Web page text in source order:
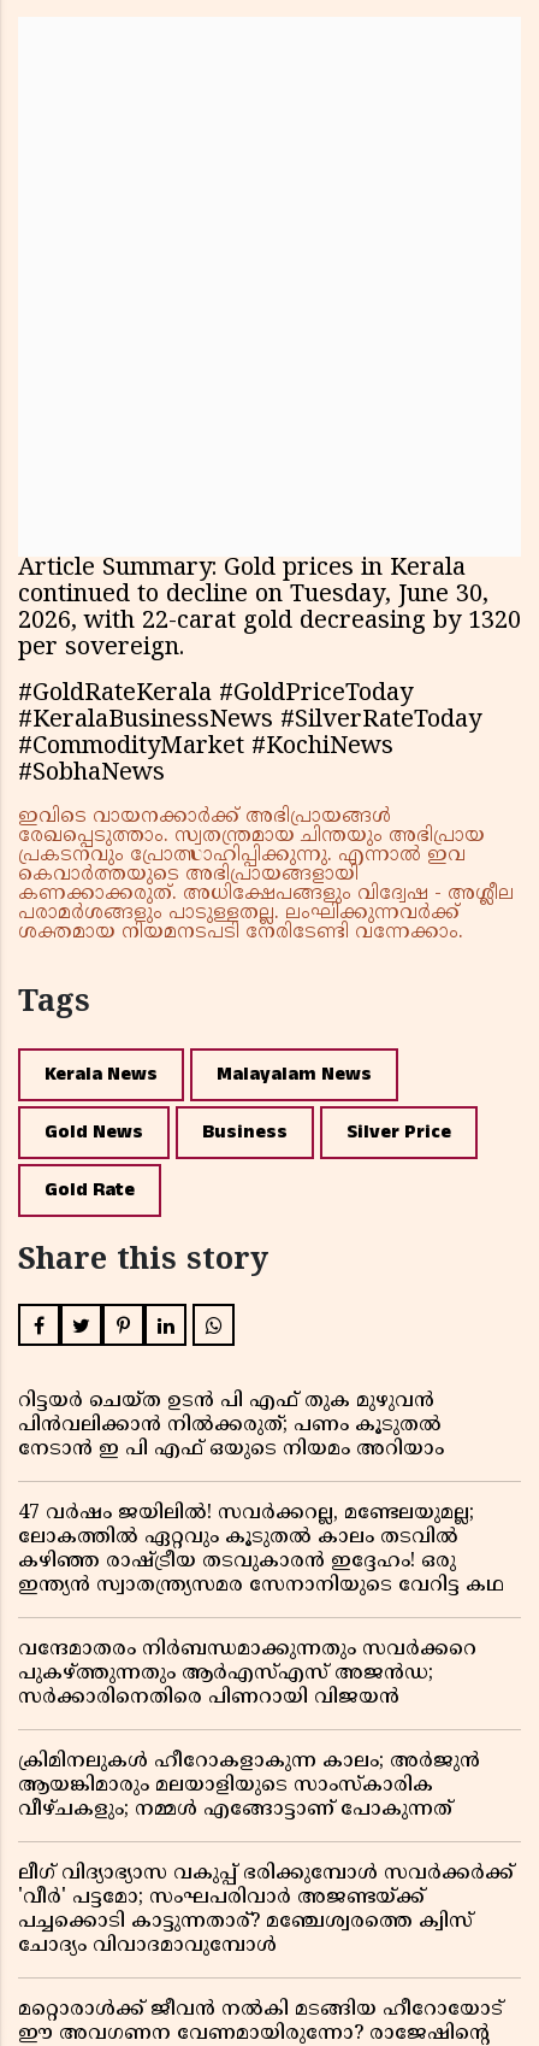
Article Summary: Gold prices in Kerala
continued to decline on Tuesday, June 30,
2026, with 22-carat gold decreasing by ₹1320
per sovereign.
#GoldRateKerala #GoldPriceToday
#KeralaBusinessNews #SilverRateToday
#CommodityMarket #KochiNews
#SobhaNews
ഇവിടെ വായനക്കാർക്ക് അഭിപ്രായങ്ങൾ
രേഖപ്പെടുത്താം. സ്വതന്ത്രമായ ചിന്തയും അഭിപ്രായ
പ്രകടനവും പ്രോത്സാഹിപ്പിക്കുന്നു. എന്നാൽ ഇവ
കെവാർത്തയുടെ അഭിപ്രായങ്ങളായി
കണക്കാക്കരുത്. അധിക്ഷേപങ്ങളും വിദ്വേഷ - അശ്ലീല
പരാമർശങ്ങളും പാടുള്ളതല്ല. ലംഘിക്കുന്നവർക്ക്
ശക്തമായ നിയമനടപടി നേരിടേണ്ടി വന്നേക്കാം.
Tags
Kerala News Malayalam News
Gold News Business Silver Price
Gold Rate
Share this story
റിട്ടയർ ചെയ്ത ഉടൻ പി എഫ് തുക മുഴുവൻ
പിൻവലിക്കാൻ നിൽക്കരുത്; പണം കൂടുതൽ
നേടാൻ ഇ പി എഫ് ഒയുടെ നിയമം അറിയാം
47 വർഷം ജയിലിൽ! സവർക്കറല്ല, മണ്ടേലയുമല്ല;
ലോകത്തിൽ ഏറ്റവും കൂടുതൽ കാലം തടവിൽ
കഴിഞ്ഞ രാഷ്ട്രീയ തടവുകാരൻ ഇദ്ദേഹം! ഒരു
ഇന്ത്യൻ സ്വാതന്ത്ര്യസമര സേനാനിയുടെ വേറിട്ട കഥ
വന്ദേമാതരം നിർബന്ധമാക്കുന്നതും സവർക്കറെ
പുകഴ്ത്തുന്നതും ആർഎസ്എസ് അജൻഡ;
സർക്കാരിനെതിരെ പിണറായി വിജയൻ
ക്രിമിനലുകൾ ഹീറോകളാകുന്ന കാലം; അർജുൻ
ആയങ്കിമാരും മലയാളിയുടെ സാംസ്കാരിക
വീഴ്ചകളും; നമ്മൾ എങ്ങോട്ടാണ് പോകുന്നത്
ലീഗ് വിദ്യാഭ്യാസ വകുപ്പ് ഭരിക്കുമ്പോൾ സവർക്കർക്ക്
'വീർ' പട്ടമോ; സംഘപരിവാർ അജണ്ടയ്ക്ക്
പച്ചക്കൊടി കാട്ടുന്നതാര്? മഞ്ചേശ്വരത്തെ ക്വിസ്
ചോദ്യം വിവാദമാവുമ്പോൾ
മറ്റൊരാൾക്ക് ജീവൻ നൽകി മടങ്ങിയ ഹീറോയോട്
ഈ അവഗണന വേണമായിരുന്നോ? രാജേഷിൻ്റെ